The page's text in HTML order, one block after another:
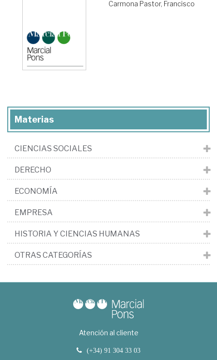
Carmona Pastor, Francisco
Materias
CIENCIAS SOCIALES
DERECHO
ECONOMÍA
EMPRESA
HISTORIA Y CIENCIAS HUMANAS
OTRAS CATEGORÍAS
Atención al cliente
(+34) 91 304 33 03